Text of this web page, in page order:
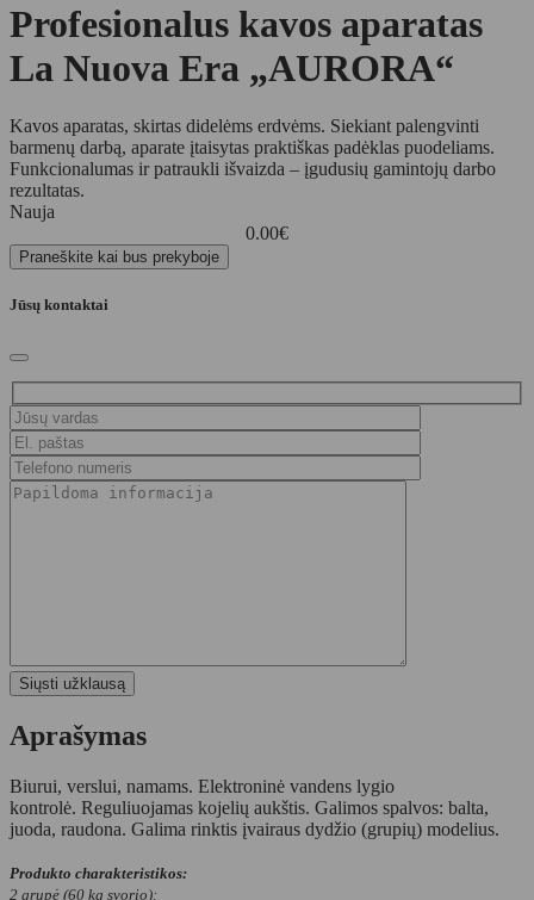
Profesionalus kavos aparatas
La Nuova Era „AURORA“
Kavos aparatas, skirtas didelėms erdvėms. Siekiant palengvinti
barmenų darbą, aparate įtaisytas praktiškas padėklas puodeliams.
Funkcionalumas ir patraukli išvaizda – įgudusių gamintojų darbo
rezultatas.
Nauja
0.00€
Praneškite kai bus prekyboje
Jūsų kontaktai
Aprašymas
Biurui, verslui, namams. Elektroninė vandens lygio
kontrolė. Reguliuojamas kojelių aukštis. Galimos spalvos: balta,
juoda, raudona. Galima rinktis įvairaus dydžio (grupių) modelius.
Produkto charakteristikos:
2 grupė (60 kg svorio):